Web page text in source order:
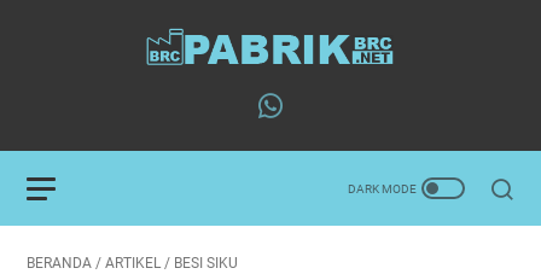
BERANDA / ARTIKEL / BESI SIKU